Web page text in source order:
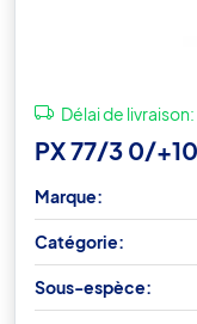
Délai de livraison:
PX 77/3 0/
Marque:
Catégorie:
Sous-espèce: